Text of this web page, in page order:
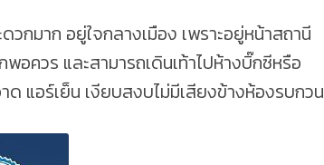
กมาก อยู่ใจกลางเมือง เพราะอยู่หน้าสถานี
ควร และสามารถเดินเท้าไปห้างบิ๊กซีหรือ
ด แอร์เย็น เงียบสงบไม่มีเสียงข้างห้องรบกวน